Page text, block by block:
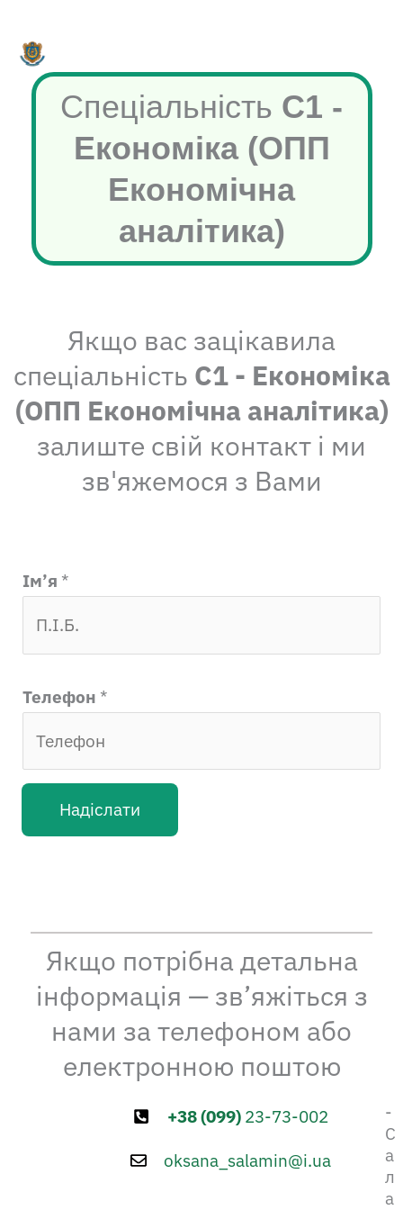
вмісту
Спеціальність C1 -
Економіка (ОПП
Економічна
аналітика)
Якщо вас зацікавила
спеціальність C1 - Економіка
(ОПП Економічна аналітика)
залиште свій контакт і ми
зв'яжемося з Вами
Ім’я *
Телефон *
Надіслати
Якщо потрібна детальна
інформація — зв’яжіться з
нами за телефоном або
електронною поштою
+38 (099)23-73-002
oksana_salamin@i.ua
-
С
а
л
а